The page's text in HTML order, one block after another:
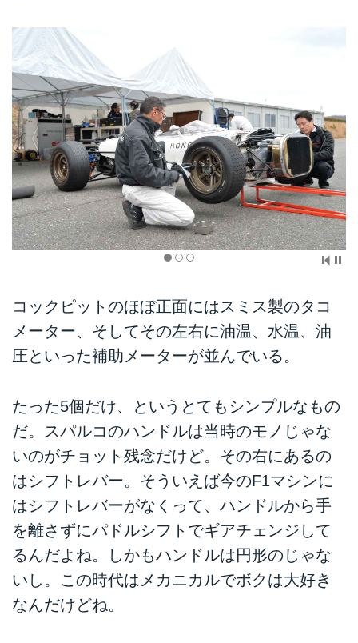
コックピットのほぼ正面にはスミス製のタコ
メーター、そしてその左右に油温、水温、油
圧といった補助メーターが並んでいる。
たった5個だけ、というとてもシンプルなもの
だ。スパルコのハンドルは当時のモノじゃな
いのがチョット残念だけど。その右にあるの
はシフトレバー。そういえば今のF1マシンに
はシフトレバーがなくって、ハンドルから手
を離さずにパドルシフトでギアチェンジして
るんだよね。しかもハンドルは円形のじゃな
いし。この時代はメカニカルでボクは大好き
なんだけどね。